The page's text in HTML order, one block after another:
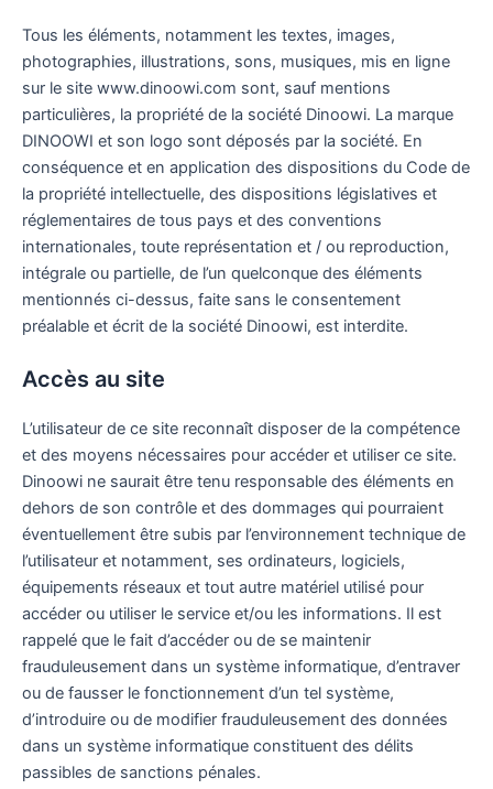
Tous les éléments, notamment les textes, images,
photographies, illustrations, sons, musiques, mis en ligne
sur le site www.dinoowi.com sont, sauf mentions
particulières, la propriété de la société Dinoowi. La marque
DINOOWI et son logo sont déposés par la société. En
conséquence et en application des dispositions du Code de
la propriété intellectuelle, des dispositions législatives et
réglementaires de tous pays et des conventions
internationales, toute représentation et / ou reproduction,
intégrale ou partielle, de l’un quelconque des éléments
mentionnés ci-dessus, faite sans le consentement
préalable et écrit de la société Dinoowi, est interdite.
Accès au site
L’utilisateur de ce site reconnaît disposer de la compétence
et des moyens nécessaires pour accéder et utiliser ce site.
Dinoowi ne saurait être tenu responsable des éléments en
dehors de son contrôle et des dommages qui pourraient
éventuellement être subis par l’environnement technique de
l’utilisateur et notamment, ses ordinateurs, logiciels,
équipements réseaux et tout autre matériel utilisé pour
accéder ou utiliser le service et/ou les informations. Il est
rappelé que le fait d’accéder ou de se maintenir
frauduleusement dans un système informatique, d’entraver
ou de fausser le fonctionnement d’un tel système,
d’introduire ou de modifier frauduleusement des données
dans un système informatique constituent des délits
passibles de sanctions pénales.